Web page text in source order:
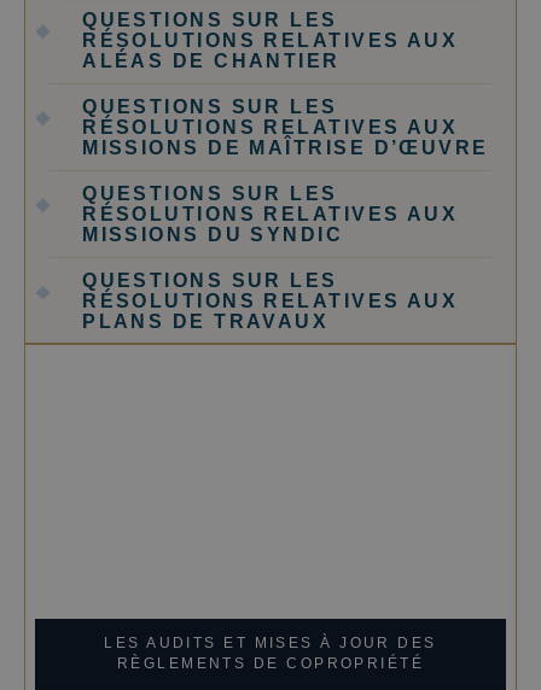
QUESTIONS SUR LES
RÉSOLUTIONS RELATIVES AUX
ALÉAS DE CHANTIER
QUESTIONS SUR LES
RÉSOLUTIONS RELATIVES AUX
MISSIONS DE MAÎTRISE D’ŒUVRE
QUESTIONS SUR LES
RÉSOLUTIONS RELATIVES AUX
MISSIONS DU SYNDIC
QUESTIONS SUR LES
RÉSOLUTIONS RELATIVES AUX
PLANS DE TRAVAUX
LES AUDITS ET MISES À JOUR DES
RÈGLEMENTS DE COPROPRIÉTÉ